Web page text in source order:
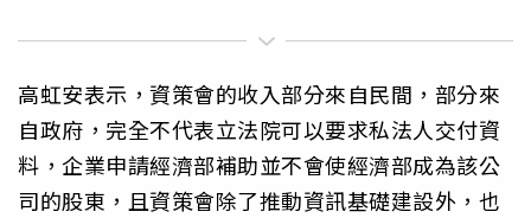
高虹安表示，資策會的收入部分來自民間，部分來
自政府，完全不代表立法院可以要求私法人交付資
料，企業申請經濟部補助並不會使經濟部成為該公
司的股東，且資策會除了推動資訊基礎建設外，也